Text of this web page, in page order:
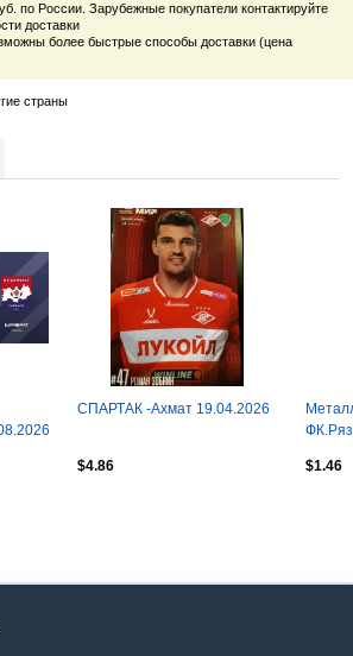
по России. Зарубежные покупатели контактируйте
доставки
более быстрые способы доставки (цена
страны
СПАРТАК -Ахмат 19.04.2026
$4.86 $1.46